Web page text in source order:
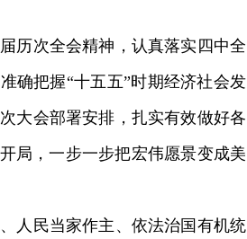
次全会精神，认真落实四中全
确把握“十五五”时期经济社会发
大会部署安排，扎实有效做好各
局，一步一步把宏伟愿景变成美
民当家作主、依法治国有机统